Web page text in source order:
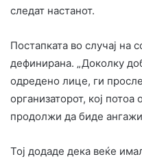
следат настанот.
Постапката во случај на
дефинирана. „Доколку
одредено лице, ги
организаторот, кој
продолжи да биде
Тој додаде дека веќе